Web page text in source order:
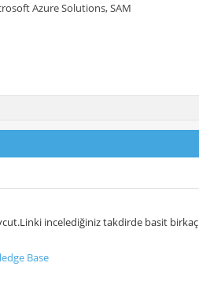
Azure Solutions, SAM
incelediğiniz takdirde basit birkaç
Base